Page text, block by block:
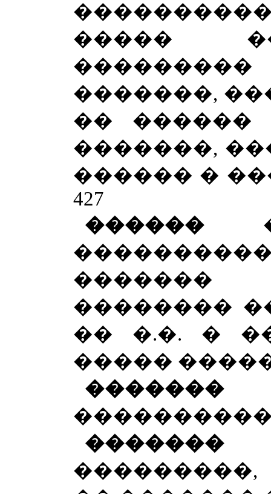
�����
�������,
�� ������
�������,
������ �
427
������
��������
�� �.�. �
����� �����
�������
�������